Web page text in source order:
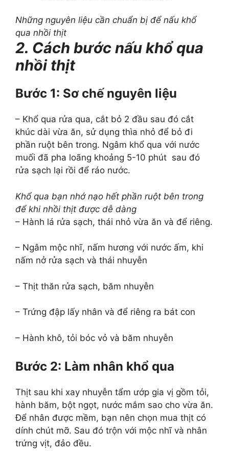
Những nguyên liệu cần chuẩn bị để nấu khổ
qua nhồi thịt
2. Cách bước nấu khổ qua
nhồi thịt
Bước 1: Sơ chế nguyên liệu
– Khổ qua rửa qua, cắt bỏ 2 đầu sau đó cắt
khúc dài vừa ăn, sử dụng thìa nhỏ để bỏ đi
phần ruột bên trong. Ngâm khổ qua với nước
muối đã pha loãng khoảng 5-10 phút sau đó
rửa sạch lại rồi để ráo nước.
Khổ qua bạn nhớ nạo hết phần ruột bên trong
để khi nhồi thịt được dễ dàng
– Hành lá rửa sạch, thái nhỏ vừa ăn và để riêng.
– Ngâm mộc nhĩ, nấm hương với nước ấm, khi
nấm nở rửa sạch và thái nhuyễn
– Thịt thăn rửa sạch, băm nhuyễn
– Trứng đập lấy nhân và để riêng ra bát con
– Hành khô, tỏi bóc vỏ và băm nhuyễn
Bước 2: Làm nhân khổ qua
Thịt sau khi xay nhuyễn tẩm ướp gia vị gồm tỏi,
hành băm, bột ngọt, nước mắm sao cho vừa ăn.
Để nhân được mềm, bạn nên chọn mua thịt có
dính chút mỡ. Sau đó trộn với mộc nhĩ và nhân
trứng vịt, đảo đều.